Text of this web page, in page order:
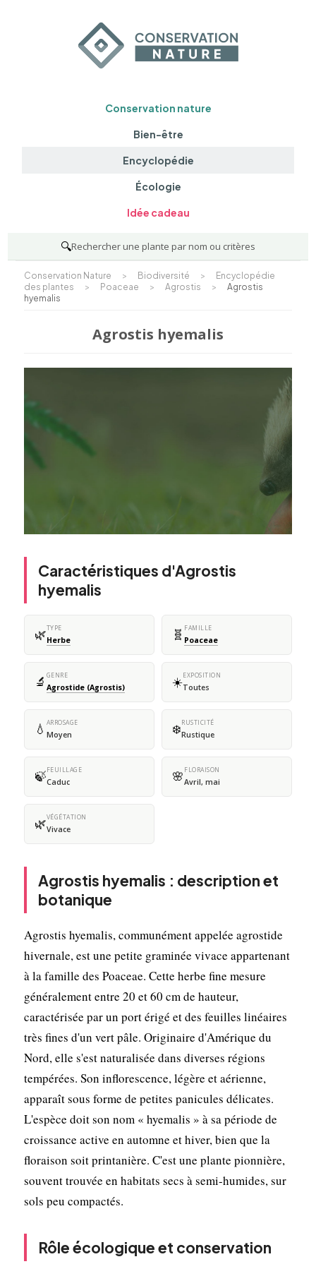
Conservation nature
Bien-être
Encyclopédie
Écologie
Idée cadeau
🔍Rechercher une plante par nom ou critères
Conservation Nature > Biodiversité >
Encyclopédie
des plantes
> Poaceae > Agrostis >
Agrostis
hyemalis
Agrostis hyemalis
Caractéristiques d'Agrostis
hyemalis
🌿TYPE
Herbe 🧬 FAMILLE
Poaceae
🔬 GENRE
Agrostide (Agrostis) ☀️EXPOSITION
Toutes
💧 ARROSAGE
Moyen ❄️RUSTICITÉ
Rustique
🍃FEUILLAGE
Caduc 🌸 FLORAISON
Avril, mai
🌿VÉGÉTATION
Vivace
Agrostis hyemalis : description et
botanique
Agrostis hyemalis, communément appelée agrostide
hivernale, est une petite graminée vivace appartenant
à la famille des Poaceae. Cette herbe fine mesure
généralement entre 20 et 60 cm de hauteur,
caractérisée par un port érigé et des feuilles linéaires
très fines d'un vert pâle. Originaire d'Amérique du
Nord, elle s'est naturalisée dans diverses régions
tempérées. Son inflorescence, légère et aérienne,
apparaît sous forme de petites panicules délicates.
L'espèce doit son nom « hyemalis » à sa période de
croissance active en automne et hiver, bien que la
floraison soit printanière. C'est une plante pionnière,
souvent trouvée en habitats secs à semi-humides, sur
sols peu compactés.
Rôle écologique et conservation